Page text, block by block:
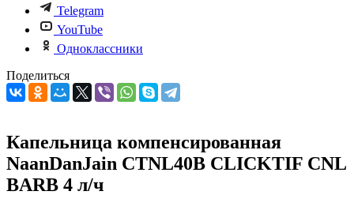
Telegram
YouTube
Одноклассники
Поделиться
Капельница компенсированная
NaanDanJain CTNL40B CLICKTIF CNL
BARB 4 л/ч